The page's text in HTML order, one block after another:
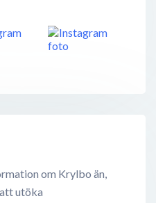
om Krylbo än,
utöka